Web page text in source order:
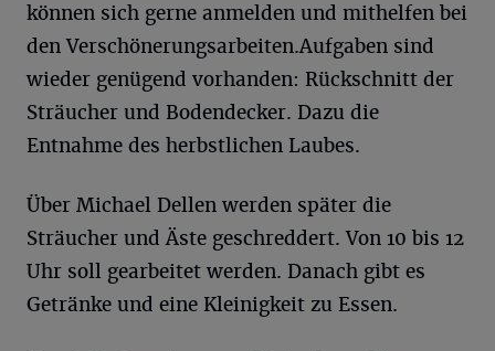
können sich gerne anmelden und mithelfen bei
den Verschönerungsarbeiten.Aufgaben sind
wieder genügend vorhanden: Rückschnitt der
Sträucher und Bodendecker. Dazu die
Entnahme des herbstlichen Laubes.
Über Michael Dellen werden später die
Sträucher und Äste geschreddert. Von 10 bis 12
Uhr soll gearbeitet werden. Danach gibt es
Getränke und eine Kleinigkeit zu Essen.